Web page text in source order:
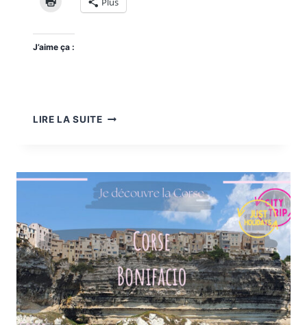
J’aime ça :
LIRE LA SUITETOP
À
PORTO-
BONIFACIO